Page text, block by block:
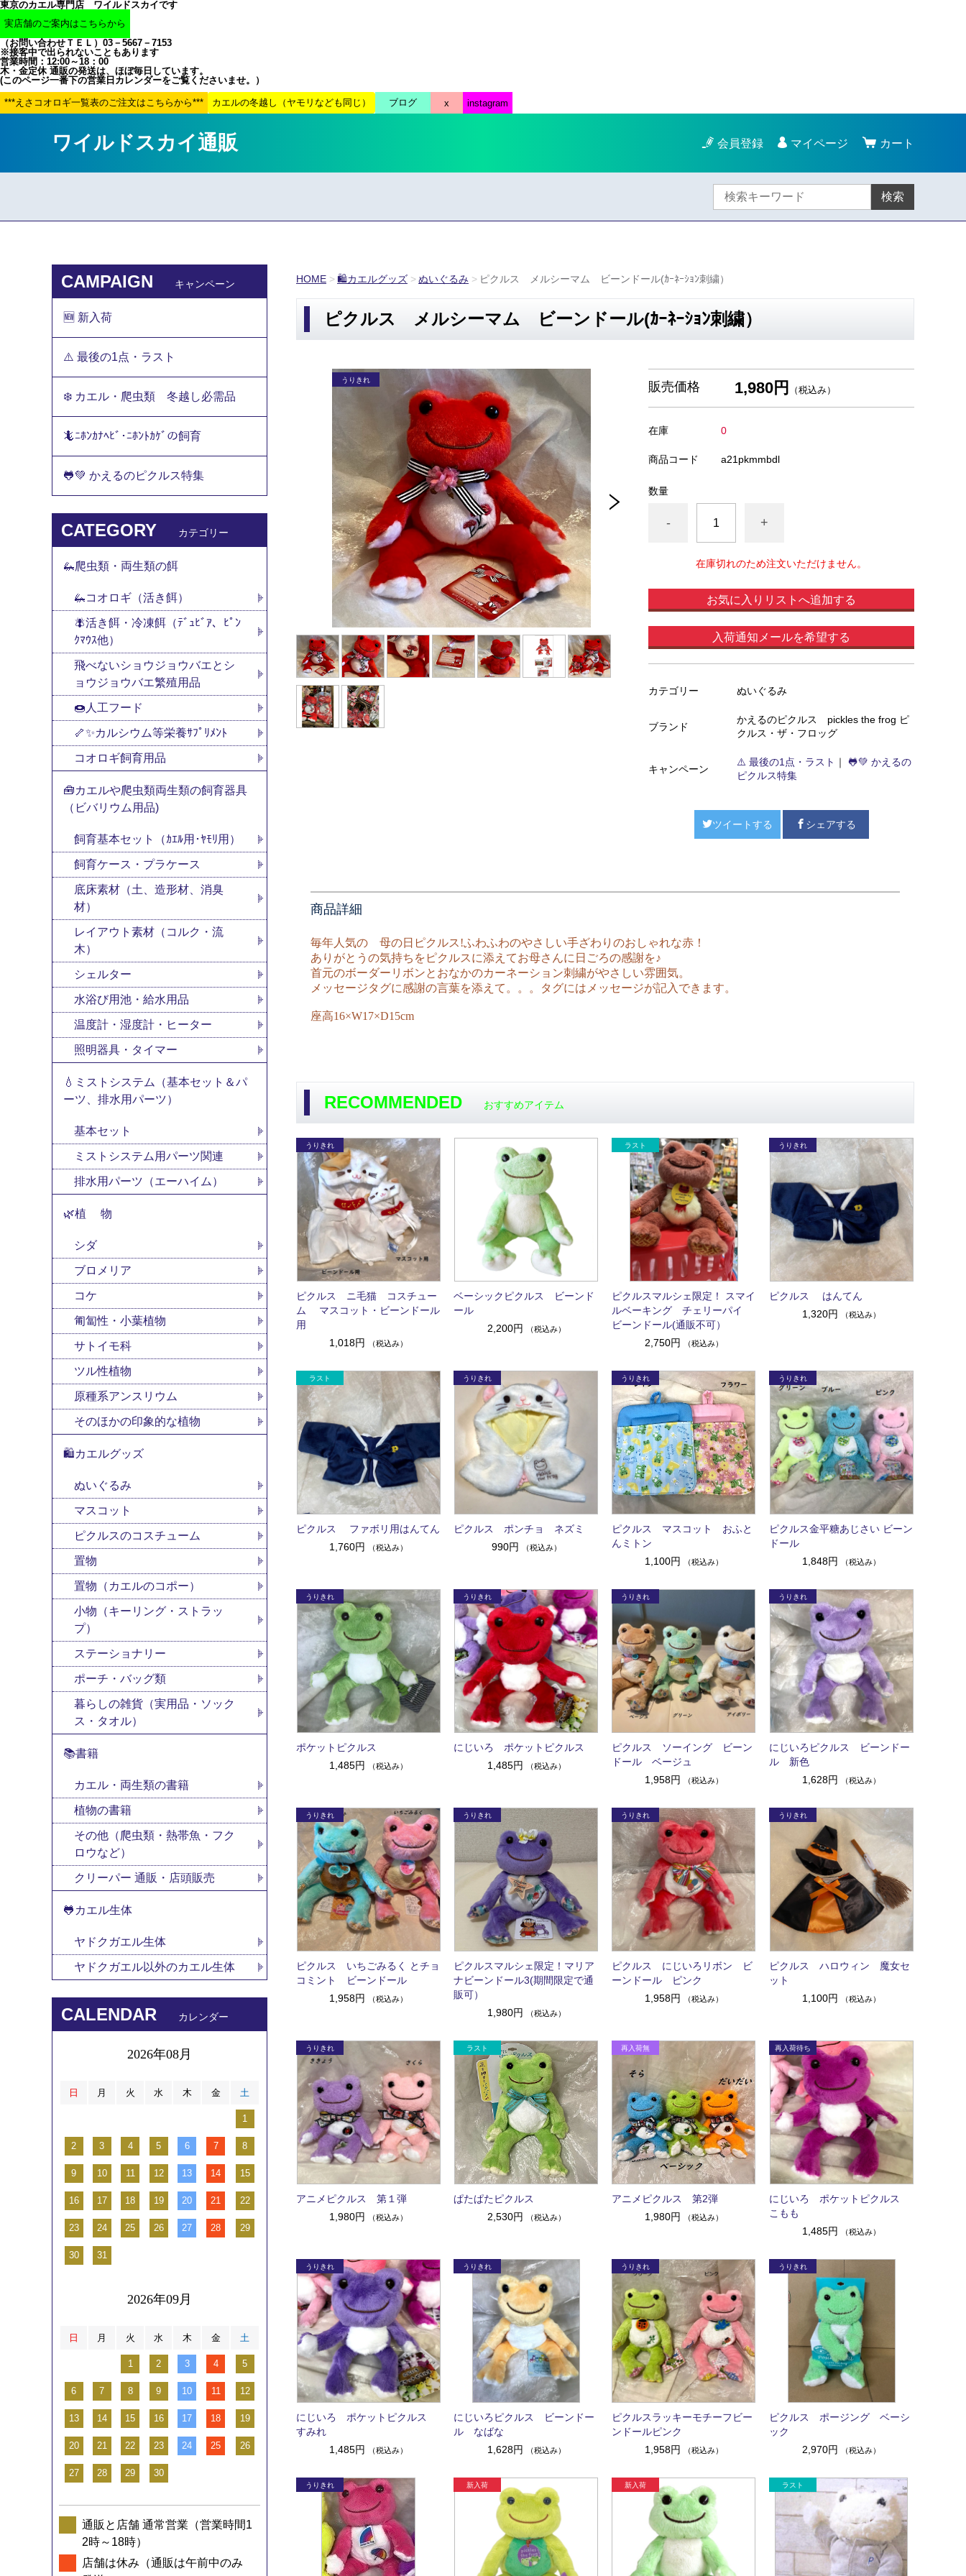
東京のカエル専門店 ワイルドスカイです
（お問い合わせＴＥＬ）03－5667－7153
※接客中で出られないこともあります
営業時間：12:00～18：00
木・金定休 通販の発送は、ほぼ毎日しています。
(このページ一番下の営業日カレンダーをご覧くださいませ。）
ワイルドスカイ通販 会員登録 マイページ カート
検索
HOME 🛍カエルグッズ ぬいぐるみ ピクルス メルシーマム ビーンドール(ｶｰﾈｰｼｮﾝ刺繍）
ピクルス メルシーマム ビーンドール(ｶｰﾈｰｼｮﾝ刺繍）
販売価格 1,980円 （税込み）
在庫 0
商品コード a21pkmmbdl
数量
- +
在庫切れのため注文いただけません。
お気に入りリストへ追加する
入荷通知メールを希望する
カテゴリー ぬいぐるみ
ブランド
かえるのピクルス pickles the frog ピ
クルス・ザ・フロッグ
キャンペーン
⚠️ 最後の1点・ラスト ｜ 🐸💚 かえるの
ピクルス特集
ツイートする シェアする
商品詳細
毎年人気の 母の日ピクルス!ふわふわのやさしい手ざわりのおしゃれな赤！
ありがとうの気持ちをピクルスに添えてお母さんに日ごろの感謝を♪
首元のボーダーリボンとおなかのカーネーション刺繍がやさしい雰囲気。
メッセージタグに感謝の言葉を添えて 。。。タグにはメッセージが記入できます。
座高16×W17×D15cm
RECOMMENDED おすすめアイテム
ピクルス ニ毛猫 コスチュー
ム マスコット・ビーンドール
用
1,018円
（税込み）
ベーシックピクルス ビーンド
ール
2,200円
（税込み）
ピクルスマルシェ限定！ スマイ
ルベーキング チェリーパイ
ビーンドール(通販不可）
2,750円
（税込み）
ピクルス はんてん
1,320円
（税込み）
ピクルス ファボリ用はんてん
1,760円
（税込み）
ピクルス ポンチョ ネズミ
990円
（税込み）
ピクルス マスコット おふと
んミトン
1,100円
（税込み）
ピクルス金平糖あじさい ビーン
ドール
1,848円
（税込み）
ポケットピクルス
1,485円
（税込み）
にじいろ ポケットピクルス
1,485円
（税込み）
ピクルス ソーイング ビーン
ドール ベージュ
1,958円
（税込み）
にじいろピクルス ビーンドー
ル 新色
1,628円
（税込み）
ピクルス いちごみるく とチョ
コミント ビーンドール
1,958円
（税込み）
ピクルスマルシェ限定！マリア
ナビーンドール3(期間限定で通
販可）
1,980円
（税込み）
ピクルス にじいろリボン ビ
ーンドール ピンク
1,958円
（税込み）
ピクルス ハロウィン 魔女セ
ット
1,100円
（税込み）
アニメピクルス 第１弾
1,980円
（税込み）
ぱたぱたピクルス
2,530円
（税込み）
アニメピクルス 第2弾
1,980円
（税込み）
にじいろ ポケットピクルス
こもも
1,485円
（税込み）
にじいろ ポケットピクルス
すみれ
1,485円
（税込み）
にじいろピクルス ビーンドー
ル なばな
1,628円
（税込み）
ピクルスラッキーモチーフビー
ンドールピンク
1,958円
（税込み）
ピクルス ポージング ベーシ
ック
2,970円
（税込み）
CAMPAIGN キャンペーン
🆕 新入荷
⚠️ 最後の1点・ラスト
❄️ カエル・爬虫類 冬越し必需品
🦎ﾆﾎﾝｶﾅﾍﾋﾞ･ﾆﾎﾝﾄｶｹﾞの飼育
🐸💚 かえるのピクルス特集
CATEGORY カテゴリー
🦗爬虫類・両生類の餌
🦗コオロギ（活き餌）
🪰活き餌・冷凍餌（ﾃﾞｭﾋﾞｱ、ﾋﾟﾝ
ｸﾏｳｽ他）
飛べないショウジョウバエとシ
ョウジョウバエ繁殖用品
🍩人工フード
🦴✨カルシウム等栄養ｻﾌﾟﾘﾒﾝﾄ
コオロギ飼育用品
🧰カエルや爬虫類両生類の飼育器具
（ビバリウム用品)
飼育基本セット（ｶｴﾙ用･ﾔﾓﾘ用）
飼育ケース・プラケース
底床素材（土、造形材、消臭
材）
レイアウト素材（コルク・流
木）
シェルター
水浴び用池・給水用品
温度計・湿度計・ヒーター
照明器具・タイマー
💧ミストシステム（基本セット＆パ
ーツ、排水用パーツ）
基本セット
ミストシステム用パーツ関連
排水用パーツ（エーハイム）
🌿植 物
シダ
ブロメリア
コケ
匍匐性・小葉植物
サトイモ科
ツル性植物
原種系アンスリウム
そのほかの印象的な植物
🛍カエルグッズ
ぬいぐるみ
マスコット
ピクルスのコスチューム
置物
置物（カエルのコポー）
小物（キーリング・ストラッ
プ）
ステーショナリー
ポーチ・バッグ類
暮らしの雑貨（実用品・ソック
ス・タオル）
📚書籍
カエル・両生類の書籍
植物の書籍
その他（爬虫類・熱帯魚・フク
ロウなど）
クリーパー 通販・店頭販売
🐸カエル生体
ヤドクガエル生体
ヤドクガエル以外のカエル生体
CALENDAR カレンダー
2026年08月
日 月 火 水 木 金 土
1
2 3 4 5 6 7 8
9 10 11 12 13 14 15
16 17 18 19 20 21 22
23 24 25 26 27 28 29
30 31
2026年09月
日 月 火 水 木 金 土
1 2 3 4 5
6 7 8 9 10 11 12
13 14 15 16 17 18 19
20 21 22 23 24 25 26
27 28 29 30
通販と店舗 通常営業（営業時間1
2時～18時）
店舗は休み（通販は午前中のみ